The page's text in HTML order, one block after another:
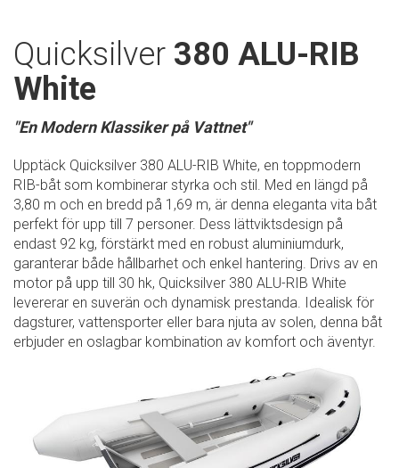
Quicksilver 380 ALU-RIB
White
"En Modern Klassiker på Vattnet"
Upptäck Quicksilver 380 ALU-RIB White, en toppmodern
RIB-båt som kombinerar styrka och stil. Med en längd på
3,80 m och en bredd på 1,69 m, är denna eleganta vita båt
perfekt för upp till 7 personer. Dess lättviktsdesign på
endast 92 kg, förstärkt med en robust aluminiumdurk,
garanterar både hållbarhet och enkel hantering. Drivs av en
motor på upp till 30 hk, Quicksilver 380 ALU-RIB White
levererar en suverän och dynamisk prestanda. Idealisk för
dagsturer, vattensporter eller bara njuta av solen, denna båt
erbjuder en oslagbar kombination av komfort och äventyr.